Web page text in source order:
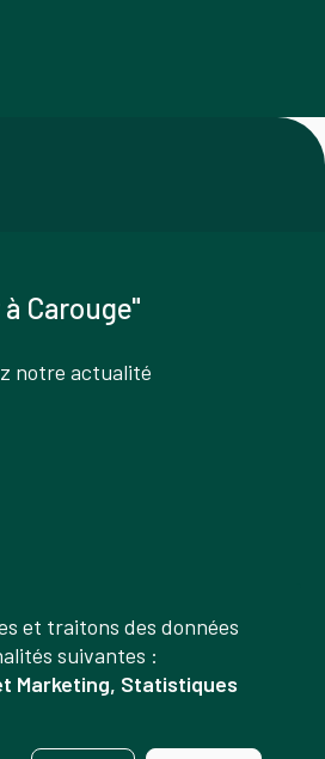
Carouge"
notre actualité
et traitons des données
suivantes :
Marketing, Statistiques